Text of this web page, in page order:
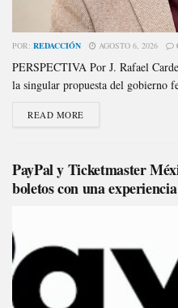
POR: REDACCIÓN AGOSTO 6, 2026
PERSPECTIVA Por J. Rafael
la singular propuesta del gobierno
READ MORE
PayPal y Ticketmaster
boletos con una